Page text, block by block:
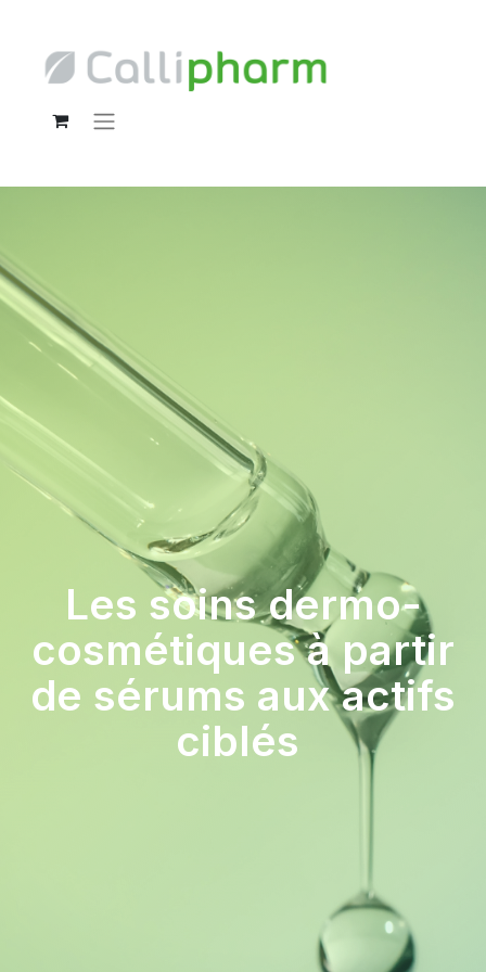
Les soins dermo-
cosmétiques à partir
de sérums aux actifs
ciblés